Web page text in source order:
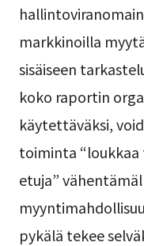
markkinoilla
sisäiseen
koko raportin
käytettäväksi,
toiminta
etuja”
pykälä tekee